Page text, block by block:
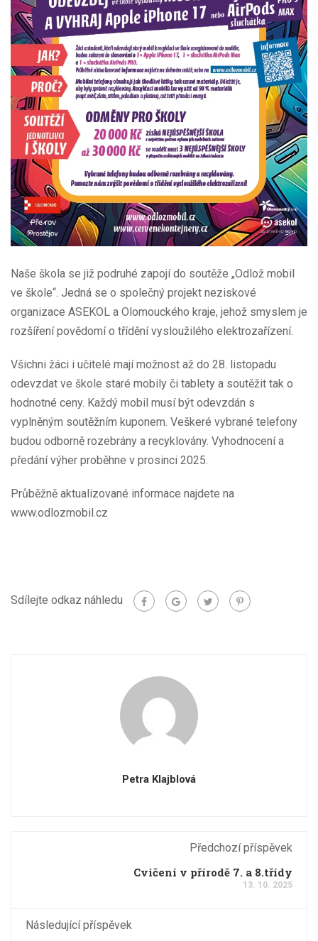
Naše škola se již podruhé zapojí do soutěže „Odlož mobil
ve škole“. Jedná se o společný projekt neziskové
organizace ASEKOL a Olomouckého kraje, jehož smyslem je
rozšíření povědomí o třídění vysloužilého elektrozařízení.
Všichni žáci i učitelé mají možnost až do 28. listopadu
odevzdat ve škole staré mobily či tablety a soutěžit tak o
hodnotné ceny. Každý mobil musí být odevzdán s
vyplněným soutěžním kuponem. Veškeré vybrané telefony
budou odborně rozebrány a recyklovány. Vyhodnocení a
předání výher proběhne v prosinci 2025.
Průběžně aktualizované informace najdete na
www.odlozmobil.cz
Sdílejte odkaz náhledu
Petra Klajblová
Předchozí příspěvek
Cvičení v přírodě 7. a 8.třídy
13. 10. 2025
Následující příspěvek